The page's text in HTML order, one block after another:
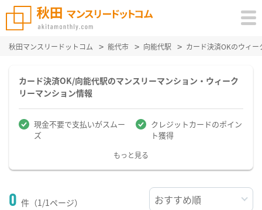
秋田マンスリードットコム 能代市 向能代駅 カード決済OKのウィ
カード決済OK/向能代駅のマンスリーマンション・ウィーク
リーマンション情報
現金不要で支払いがスムー
ズ
クレジットカードのポイン
ト獲得
もっと見る
0 件（1/1ページ）